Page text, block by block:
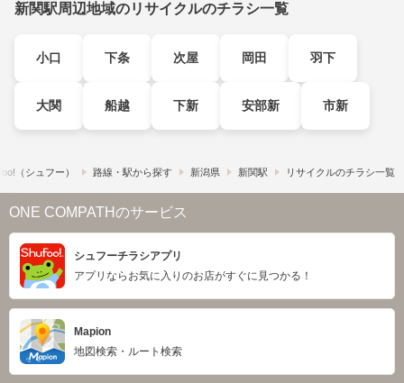
新関駅周辺地域のリサイクルのチラシ一覧
小口 下条 次屋 岡田 羽下
大関 船越 下新 安部新 市新
（シュフー） 路線・駅から探す 新潟県 新関駅 リサイクルのチラシ一覧
ONE COMPATHのサービス
シュフーチラシアプリ
アプリならお気に入りのお店がすぐに見つかる！
Mapion
地図検索・ルート検索